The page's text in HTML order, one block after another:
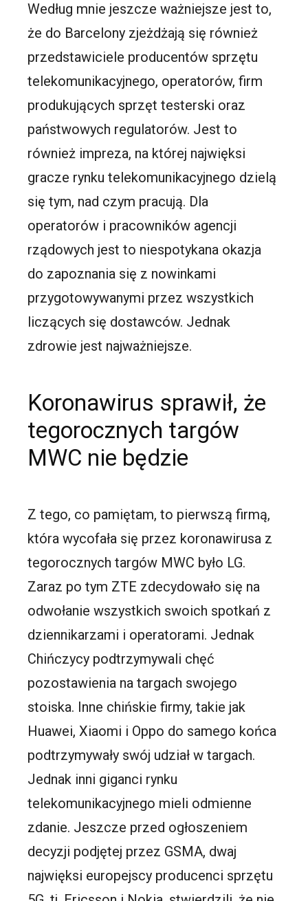
Według mnie jeszcze ważniejsze jest to,
że do Barcelony zjeżdżają się również
przedstawiciele producentów sprzętu
telekomunikacyjnego, operatorów, firm
produkujących sprzęt testerski oraz
państwowych regulatorów. Jest to
również impreza, na której najwięksi
gracze rynku telekomunikacyjnego dzielą
się tym, nad czym pracują. Dla
operatorów i pracowników agencji
rządowych jest to niespotykana okazja
do zapoznania się z nowinkami
przygotowywanymi przez wszystkich
liczących się dostawców. Jednak
zdrowie jest najważniejsze.
Koronawirus sprawił, że
tegorocznych targów
MWC nie będzie
Z tego, co pamiętam, to pierwszą firmą,
która wycofała się przez koronawirusa z
tegorocznych targów MWC było LG.
Zaraz po tym ZTE zdecydowało się na
odwołanie wszystkich swoich spotkań z
dziennikarzami i operatorami. Jednak
Chińczycy podtrzymywali chęć
pozostawienia na targach swojego
stoiska. Inne chińskie firmy, takie jak
Huawei, Xiaomi i Oppo do samego końca
podtrzymywały swój udział w targach.
Jednak inni giganci rynku
telekomunikacyjnego mieli odmienne
zdanie. Jeszcze przed ogłoszeniem
decyzji podjętej przez GSMA, dwaj
najwięksi europejscy producenci sprzętu